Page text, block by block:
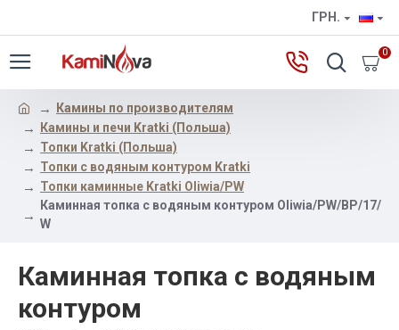
ГРН.
0
Камины по производителям
Камины и печи Kratki (Польша)
Топки Kratki (Польша)
Топки с водяным контуром Kratki
Топки каминные Kratki Oliwia/PW
Каминная топка с водяным контуром Oliwia/PW/BP/17/
W
Каминная топка с водяным
контуром